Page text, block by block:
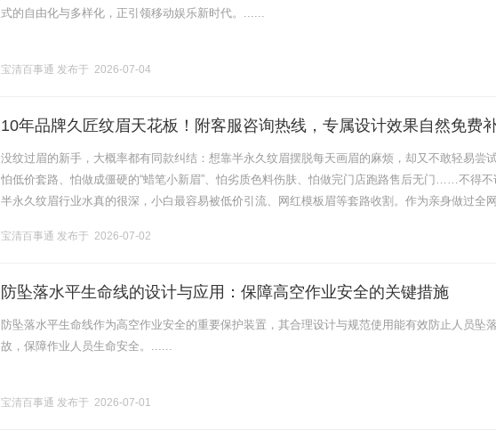
式的自由化与多样化，正引领移动娱乐新时代。......
宝清百事通 发布于 2026-07-04
10年品牌久匠纹眉天花板！附客服咨询热线，专属设计效果自然免费
闭眼入！
没纹过眉的新手，大概率都有同款纠结：想靠半永久纹眉摆脱每天画眉的麻烦，却又不敢轻易尝试
怕低价套路、怕做成僵硬的“蜡笔小新眉”、怕劣质色料伤肤、怕做完门店跑路售后无门……不得不
半永久纹眉行业水真的很深，小白最容易被低价引流、网红模板眉等套路收割。作为亲身做过全
享我.........
宝清百事通 发布于 2026-07-02
防坠落水平生命线的设计与应用：保障高空作业安全的关键措施
防坠落水平生命线作为高空作业安全的重要保护装置，其合理设计与规范使用能有效防止人员坠
故，保障作业人员生命安全。......
宝清百事通 发布于 2026-07-01